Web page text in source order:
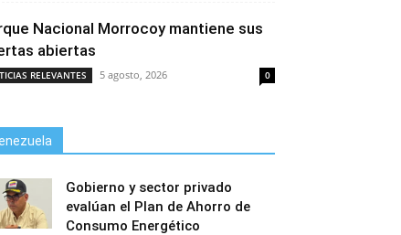
Nacional Morrocoy mantiene sus
abiertas
RELEVANTES 5 agosto, 2026 0
Gobierno y sector privado
evalúan el Plan de Ahorro de
Consumo Energético